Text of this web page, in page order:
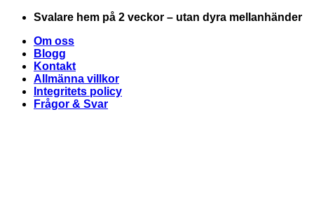
Skip
content
Svalare hem på 2 veckor – utan dyra mellanhänder
Om oss
Blogg
Kontakt
Allmänna villkor
Integritets policy
Frågor & Svar